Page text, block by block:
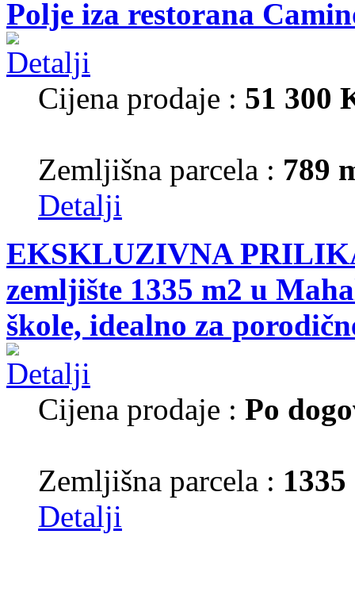
Polje iza restorana
Cijena prodaje : 51 300
Zemljišna parcela : 789
Detalji
EKSKLUZIVNA
zemljište 1335 m2 u
škole, idealno za
Cijena prodaje : Po
Zemljišna parcela : 1335
Detalji